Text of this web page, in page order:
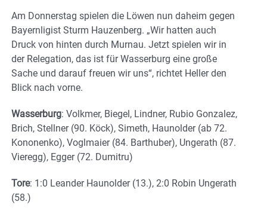
Am Donnerstag spielen die Löwen nun daheim gegen
Bayernligist Sturm Hauzenberg. „Wir hatten auch
Druck von hinten durch Murnau. Jetzt spielen wir in
der Relegation, das ist für Wasserburg eine große
Sache und darauf freuen wir uns“, richtet Heller den
Blick nach vorne.
Wasserburg: Volkmer, Biegel, Lindner, Rubio Gonzalez,
Brich, Stellner (90. Köck), Simeth, Haunolder (ab 72.
Kononenko), Voglmaier (84. Barthuber), Ungerath (87.
Vieregg), Egger (72. Dumitru)
Tore: 1:0 Leander Haunolder (13.), 2:0 Robin Ungerath
(58.)